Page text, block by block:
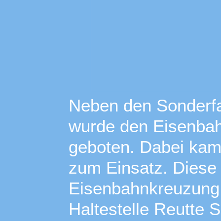
Neben den
wurde den
geboten. Dabei
zum Einsatz.
Haltestelle Reutte